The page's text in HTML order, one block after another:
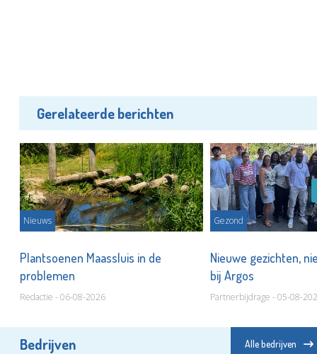
Gerelateerde berichten
Nieuws
Plantsoenen Maassluis in de
problemen
Redactie - 06-08-2026
Gezond
Nieuwe gezichten,
bij Argos
Partnerbijdrage - 05-08-
Bedrijven Alle bedrijven